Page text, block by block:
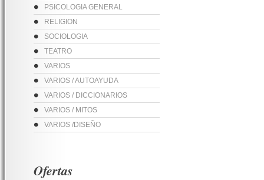
PSICOLOGIA GENERAL
RELIGION
SOCIOLOGIA
TEATRO
VARIOS
VARIOS / AUTOAYUDA
VARIOS / DICCIONARIOS
VARIOS / MITOS
VARIOS /DISEÑO
Ofertas